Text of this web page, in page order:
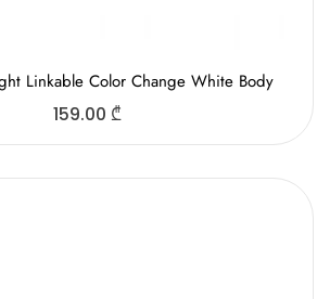
Linkable Color Change White Body
159.00 ₾